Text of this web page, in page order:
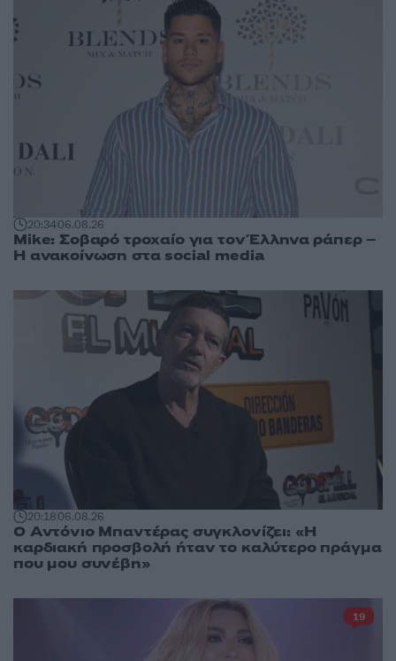
20:3406.08.26
Mike: Σοβαρό τροχαίο για τον Έλληνα ράπερ –
Η ανακοίνωση στα social media
20:1806.08.26
Ο Αντόνιο Μπαντέρας συγκλονίζει: «Η
καρδιακή προσβολή ήταν το καλύτερο πράγμα
που μου συνέβη»
19